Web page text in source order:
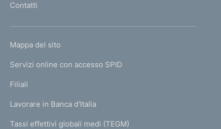
'
m
e
a
g
Contatti
L
N
K
T
I
Mappa del sito
Servizi online con accesso SPID
Filiali
Lavorare in Banca d'Italia
Tassi effettivi globali medi (TEGM)